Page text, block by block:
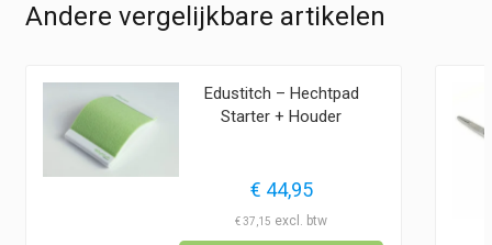
Andere vergelijkbare artikelen
Edustitch – Hechtpad
Starter + Houder
€ 44,95
€37,15